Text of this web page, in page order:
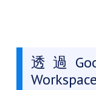
透過